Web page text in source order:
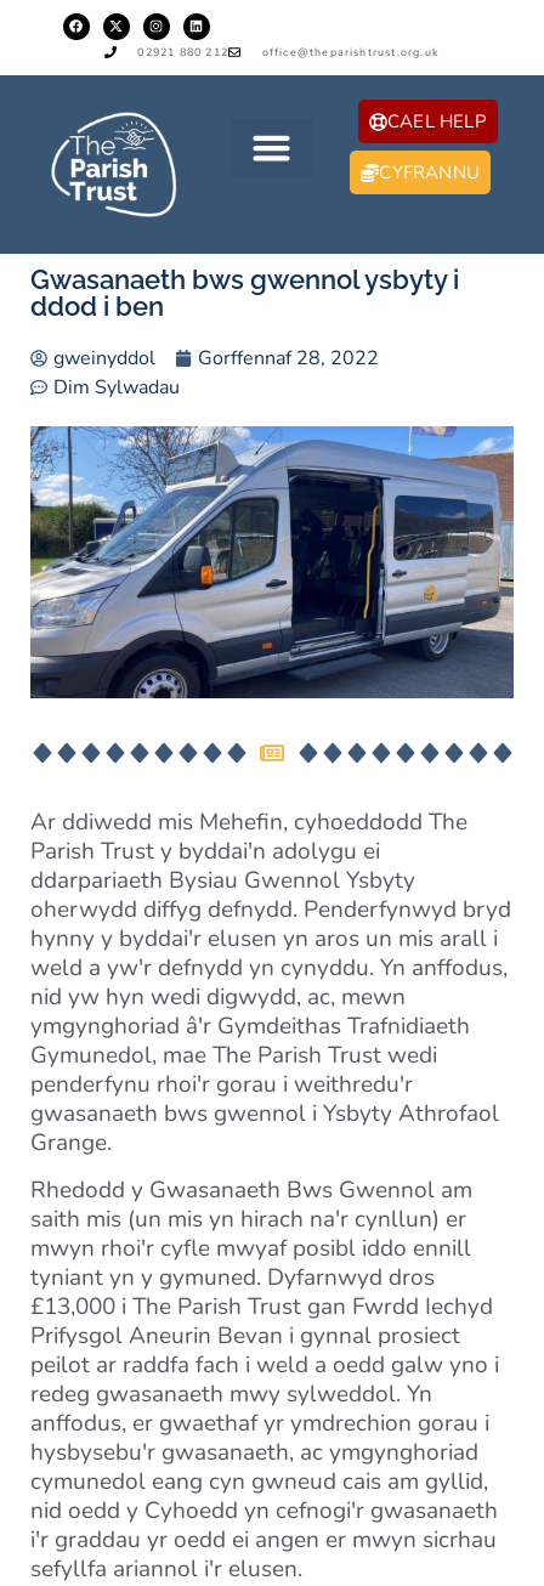
02921 880 212 office@theparishtrust.org.uk
CAEL HELP
CYFRANNU
Gwasanaeth bws gwennol ysbyty i
ddod i ben
gweinyddol
Gorffennaf 28, 2022
Dim Sylwadau
Ar ddiwedd mis Mehefin, cyhoeddodd The
Parish Trust y byddai'n adolygu ei
ddarpariaeth Bysiau Gwennol Ysbyty
oherwydd diffyg defnydd. Penderfynwyd bryd
hynny y byddai'r elusen yn aros un mis arall i
weld a yw'r defnydd yn cynyddu. Yn anffodus,
nid yw hyn wedi digwydd, ac, mewn
ymgynghoriad â'r Gymdeithas Trafnidiaeth
Gymunedol, mae The Parish Trust wedi
penderfynu rhoi'r gorau i weithredu'r
gwasanaeth bws gwennol i Ysbyty Athrofaol
Grange.
Rhedodd y Gwasanaeth Bws Gwennol am
saith mis (un mis yn hirach na'r cynllun) er
mwyn rhoi'r cyfle mwyaf posibl iddo ennill
tyniant yn y gymuned. Dyfarnwyd dros
£13,000 i The Parish Trust gan Fwrdd Iechyd
Prifysgol Aneurin Bevan i gynnal prosiect
peilot ar raddfa fach i weld a oedd galw yno i
redeg gwasanaeth mwy sylweddol. Yn
anffodus, er gwaethaf yr ymdrechion gorau i
hysbysebu'r gwasanaeth, ac ymgynghoriad
cymunedol eang cyn gwneud cais am gyllid,
nid oedd y Cyhoedd yn cefnogi'r gwasanaeth
i'r graddau yr oedd ei angen er mwyn sicrhau
sefyllfa ariannol i'r elusen.